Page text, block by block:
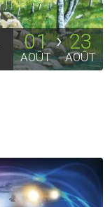
01
AOÛT
23
AOÛT